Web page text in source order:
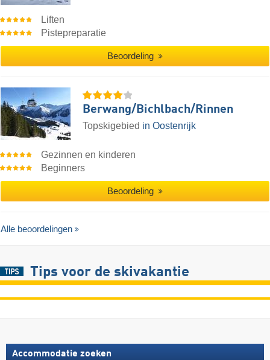
Liften
Pistepreparatie
Beoordeling
Berwang/​Bichlbach/​Rinnen
Topskigebied in Oostenrijk
Gezinnen en kinderen
Beginners
Beoordeling
Alle beoordelingen
Tips voor de skivakantie
Accommodatie zoeken